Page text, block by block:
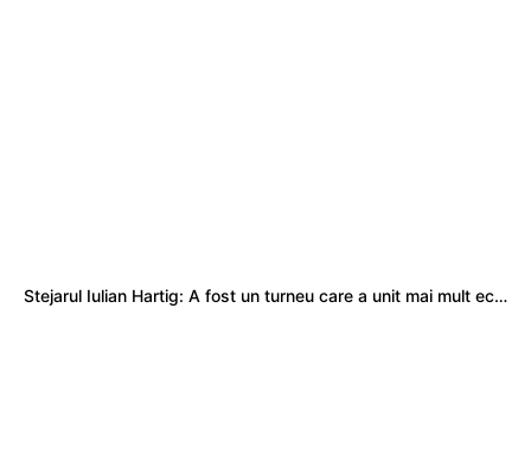
Stejarul Iulian Hartig: A fost un turneu care a unit mai mult echipa